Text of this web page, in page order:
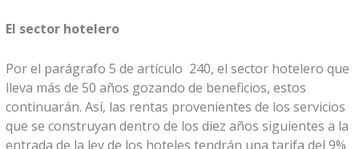
El sector hotelero
Por el parágrafo 5 de artículo 240, el sector hotelero que
lleva más de 50 años gozando de beneficios, estos
continuarán. Así, las rentas provenientes de los servicios
que se construyan dentro de los diez años siguientes a la
entrada de la ley de los hoteles tendrán una tarifa del 9%